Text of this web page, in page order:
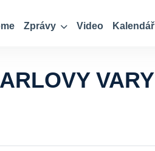
Zprávy Video Kalendář
VARY